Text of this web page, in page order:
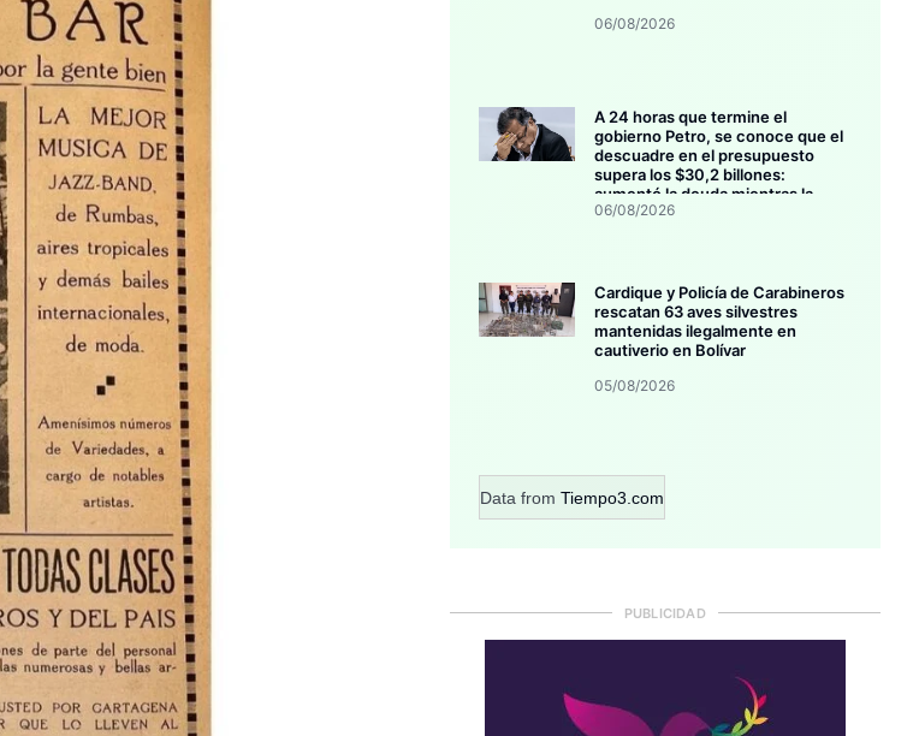
06/08/2026
A 24 horas que termine el
gobierno Petro, se conoce que el
descuadre en el presupuesto
supera los $30,2 billones:
aumentó la deuda mientras la
inversión se estanca
06/08/2026
Cardique y Policía de Carabineros
rescatan 63 aves silvestres
mantenidas ilegalmente en
cautiverio en Bolívar
05/08/2026
Data from Tiempo3.com
PUBLICIDAD